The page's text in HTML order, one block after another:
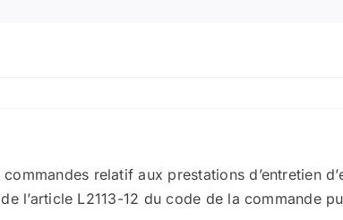
relatif aux prestations d’entretien
l’article L2113-12 du code de la commande